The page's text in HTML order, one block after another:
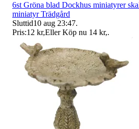
6st Gröna blad Dockhus miniatyrer
miniatyr Trädgård
Sluttid10 aug 23:47.
Pris:12 kr,Eller Köp nu 14 kr,.